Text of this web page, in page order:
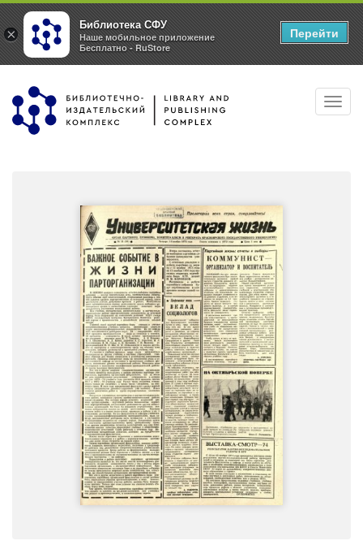
Перейти
основному
×
Библиотека СФУ
Наше мобильное приложение
Бесплатно - RuStore
Перейти